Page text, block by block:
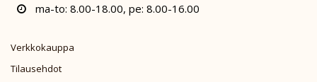
ma-to: 8.00-18.00, pe: 8.00-16.00
Verkkokauppa
Tilausehdot